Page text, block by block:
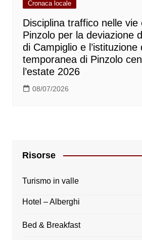
Cronaca locale
Disciplina traffico nelle vie
Pinzolo per la deviazione
di Campiglio e l’istituzione
temporanea di Pinzolo
l’estate 2026
08/07/2026
Risorse
Turismo in valle
Hotel – Alberghi
Bed & Breakfast